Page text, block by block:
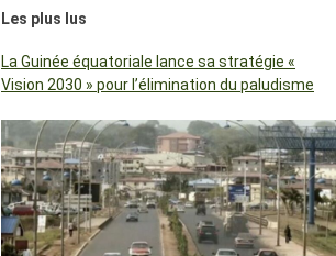
Les plus lus
La Guinée équatoriale lance sa stratégie «
Vision 2030 » pour l’élimination du paludisme